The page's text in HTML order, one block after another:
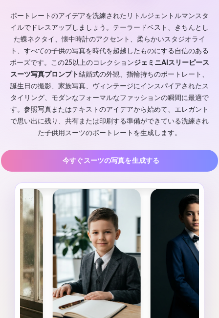
ポートレートのアイデアを洗練されたリトルジェントルマンスタ
イルでドレスアップしましょう。テーラードベスト、きちんとし
た蝶ネクタイ、懐中時計のアクセント、柔らかいスタジオライ
ト、すべての子供の写真を時代を超越したものにする自信のある
ポーズです。この25以上のコレクションジェミニAIスリーピース
スーツ写真プロンプト結婚式の外観、指輪持ちのポートレート、
誕生日の撮影、家族写真、ヴィンテージにインスパイアされたス
タイリング、モダンなフォーマルなファッションの瞬間に最適で
す。参照写真またはテキストのアイデアから始めて、エレガント
で思い出に残り、共有または印刷する準備ができている洗練され
た子供用スーツのポートレートを生成します。
今すぐスーツの写真を生成する